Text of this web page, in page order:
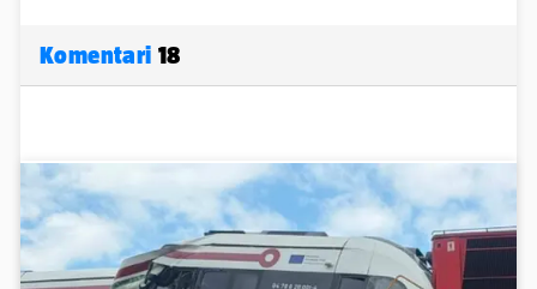
Komentari 18